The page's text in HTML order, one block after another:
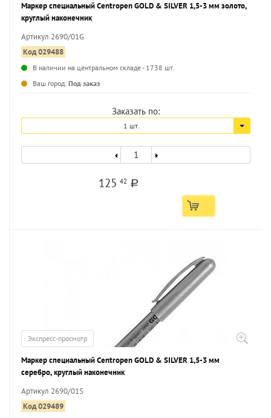
Маркер специальный Centropen GOLD & SILVER 1,5-3 мм золото,
круглый наконечник
Артикул 2690/01G
Код 029488
В наличии на центральном складе - 1738 шт.
Ваш город: Под заказ
Заказать по:
1 шт.
12542 a
Экспресс-просмотр
Маркер специальный Centropen GOLD & SILVER 1,5-3 мм
серебро, круглый наконечник
Артикул 2690/01S
Код 029489